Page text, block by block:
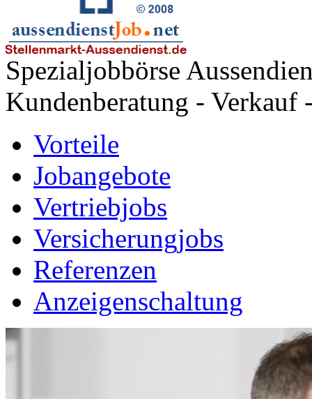
Spezialjobbörse
Kundenberatung - Verkauf
Vorteile
Jobangebote
Vertriebjobs
Versicherungjobs
Referenzen
Anzeigenschaltung